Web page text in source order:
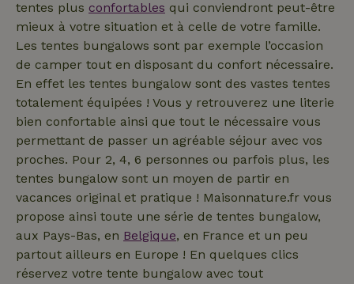
tentes plus confortables qui conviendront peut-être
mieux à votre situation et à celle de votre famille.
Les tentes bungalows sont par exemple l’occasion
de camper tout en disposant du confort nécessaire.
En effet les tentes bungalow sont des vastes tentes
totalement équipées ! Vous y retrouverez une literie
bien confortable ainsi que tout le nécessaire vous
permettant de passer un agréable séjour avec vos
proches. Pour 2, 4, 6 personnes ou parfois plus, les
tentes bungalow sont un moyen de partir en
vacances original et pratique ! Maisonnature.fr vous
propose ainsi toute une série de tentes bungalow,
aux Pays-Bas, en Belgique, en France et un peu
partout ailleurs en Europe ! En quelques clics
réservez votre tente bungalow avec tout
manière
dont
final utilise
et sur toute
publicité
que
l'utilisateur
voir avant
ledit site
Web.
_nhftconstraint_open-gds-
onboarding
www.maisonnature.fr
search
_cfuvid .challenges.cloudflare.com